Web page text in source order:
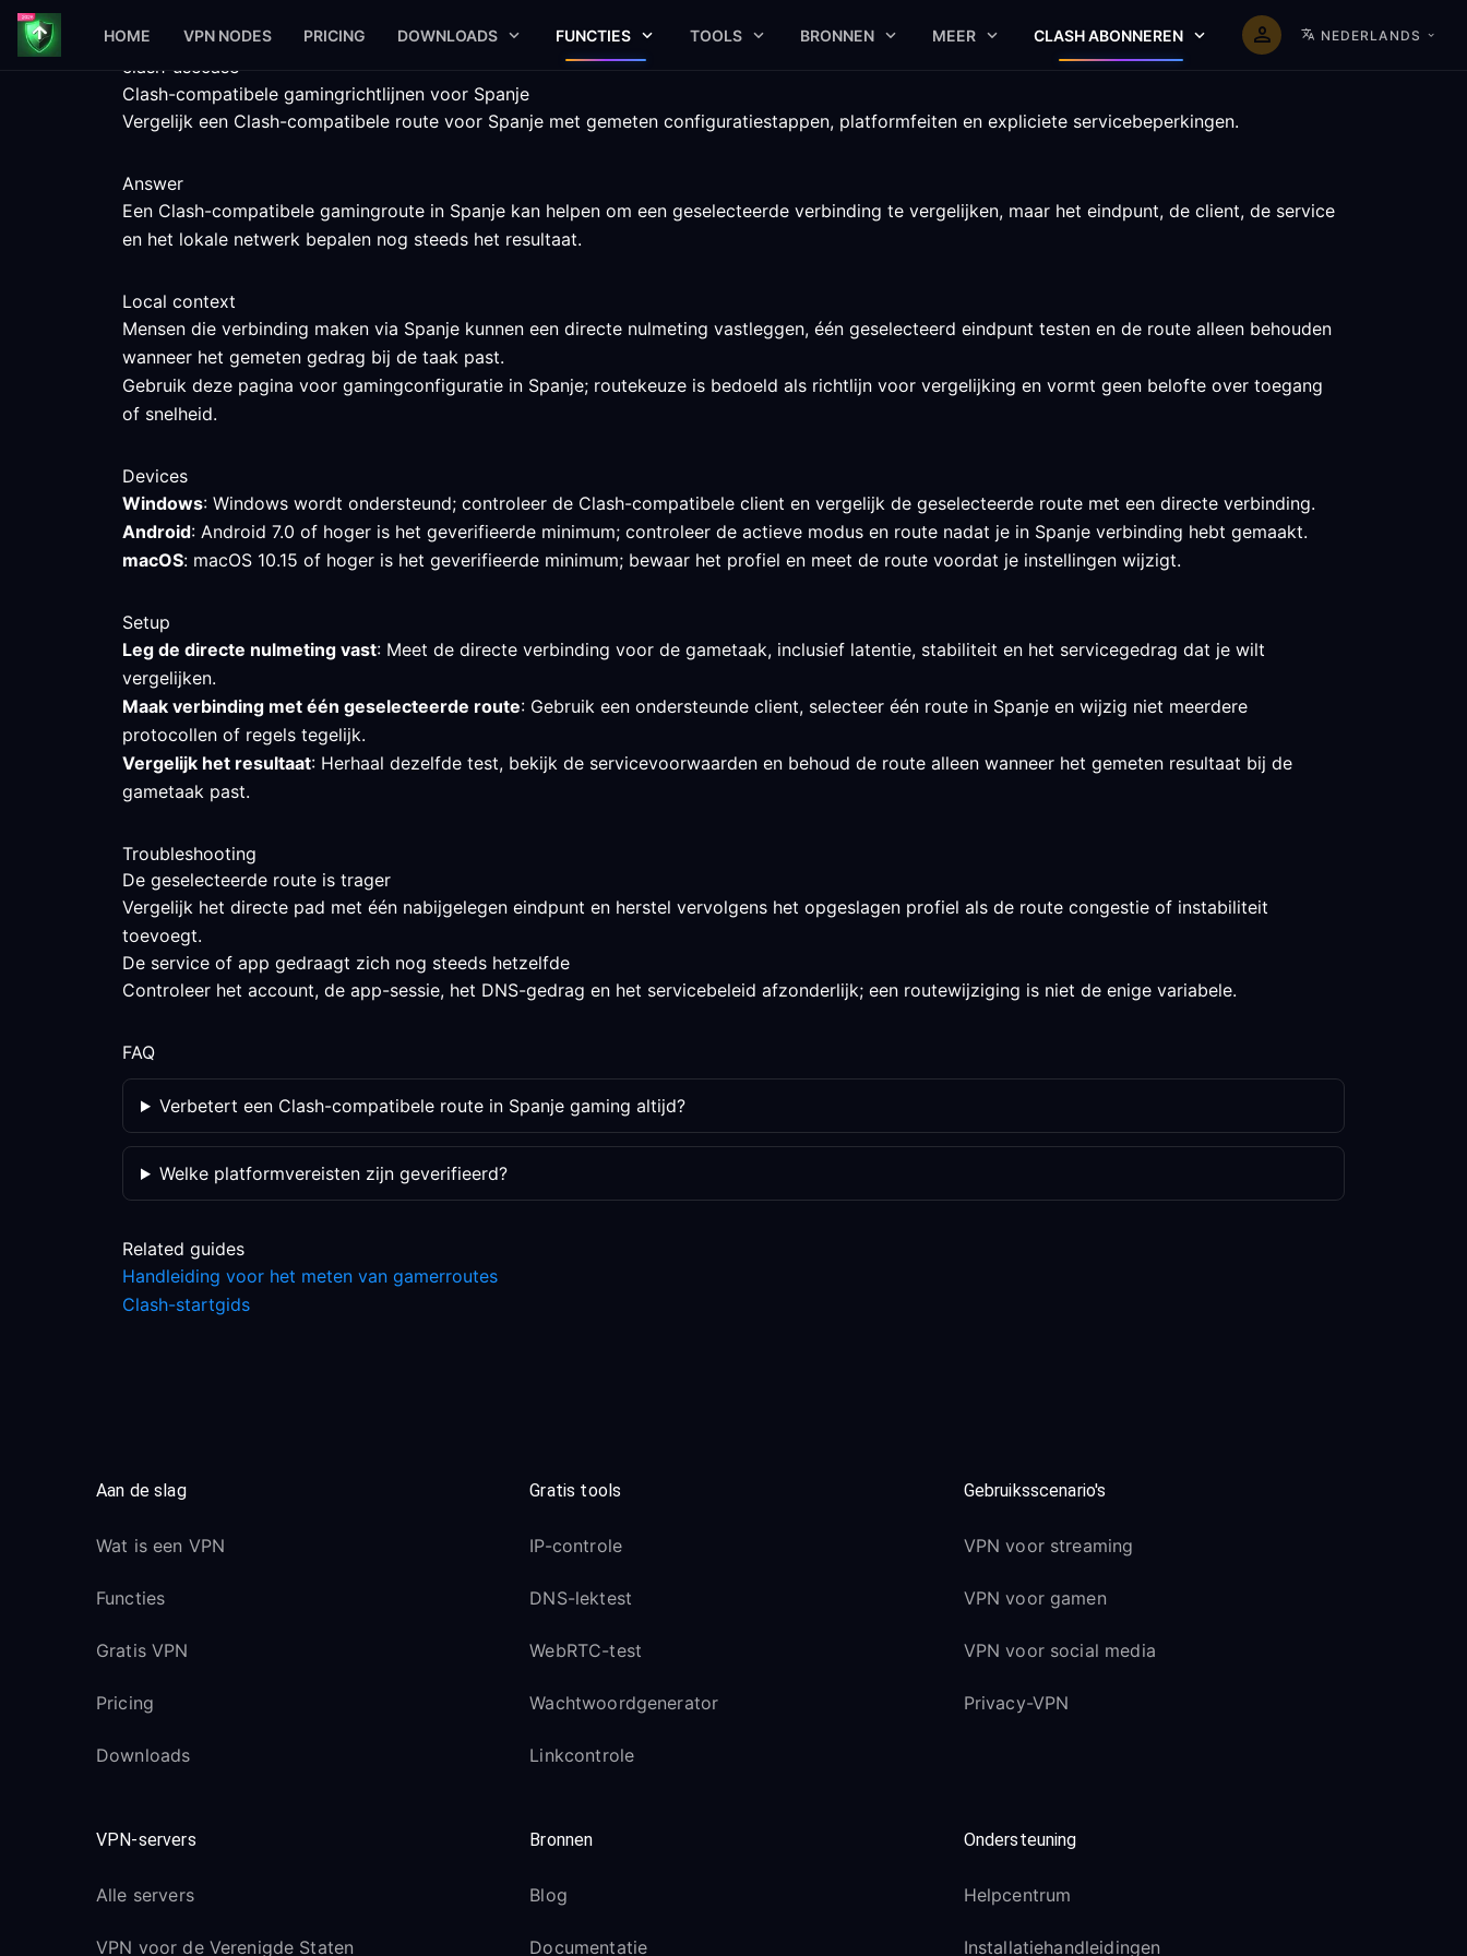
HOME VPN NODES PRICING DOWNLOADS FUNCTIES TOOLS BRONNEN MEER CLASH ABONNEREN NEDERLANDS
clash-usecase
Clash-compatibele gamingrichtlijnen voor Spanje
Vergelijk een Clash-compatibele route voor Spanje met gemeten configuratiestappen, platformfeiten en expliciete servicebeperkingen.
Answer
Een Clash-compatibele gamingroute in Spanje kan helpen om een geselecteerde verbinding te vergelijken, maar het eindpunt, de client, de service
en het lokale netwerk bepalen nog steeds het resultaat.
Local context
Mensen die verbinding maken via Spanje kunnen een directe nulmeting vastleggen, één geselecteerd eindpunt testen en de route alleen behouden
wanneer het gemeten gedrag bij de taak past.
Gebruik deze pagina voor gamingconfiguratie in Spanje; routekeuze is bedoeld als richtlijn voor vergelijking en vormt geen belofte over toegang
of snelheid.
Devices
Windows: Windows wordt ondersteund; controleer de Clash-compatibele client en vergelijk de geselecteerde route met een directe verbinding.
Android: Android 7.0 of hoger is het geverifieerde minimum; controleer de actieve modus en route nadat je in Spanje verbinding hebt gemaakt.
macOS: macOS 10.15 of hoger is het geverifieerde minimum; bewaar het profiel en meet de route voordat je instellingen wijzigt.
Setup
Leg de directe nulmeting vast: Meet de directe verbinding voor de gametaak, inclusief latentie, stabiliteit en het servicegedrag dat je wilt
vergelijken.
Maak verbinding met één geselecteerde route: Gebruik een ondersteunde client, selecteer één route in Spanje en wijzig niet meerdere
protocollen of regels tegelijk.
Vergelijk het resultaat: Herhaal dezelfde test, bekijk de servicevoorwaarden en behoud de route alleen wanneer het gemeten resultaat bij de
gametaak past.
Troubleshooting
De geselecteerde route is trager
Vergelijk het directe pad met één nabijgelegen eindpunt en herstel vervolgens het opgeslagen profiel als de route congestie of instabiliteit
toevoegt.
De service of app gedraagt zich nog steeds hetzelfde
Controleer het account, de app-sessie, het DNS-gedrag en het servicebeleid afzonderlijk; een routewijziging is niet de enige variabele.
FAQ
Verbetert een Clash-compatibele route in Spanje gaming altijd?
Welke platformvereisten zijn geverifieerd?
Related guides
Handleiding voor het meten van gamerroutes
Clash-startgids
Aan de slag
Wat is een VPN
Functies
Gratis VPN
Pricing
Downloads
Gratis tools
IP-controle
DNS-lektest
WebRTC-test
Wachtwoordgenerator
Linkcontrole
Gebruiksscenario's
VPN voor streaming
VPN voor gamen
VPN voor social media
Privacy-VPN
VPN-servers
Alle servers
VPN voor de Verenigde Staten
Bronnen
Blog
Documentatie
Ondersteuning
Helpcentrum
Installatiehandleidingen